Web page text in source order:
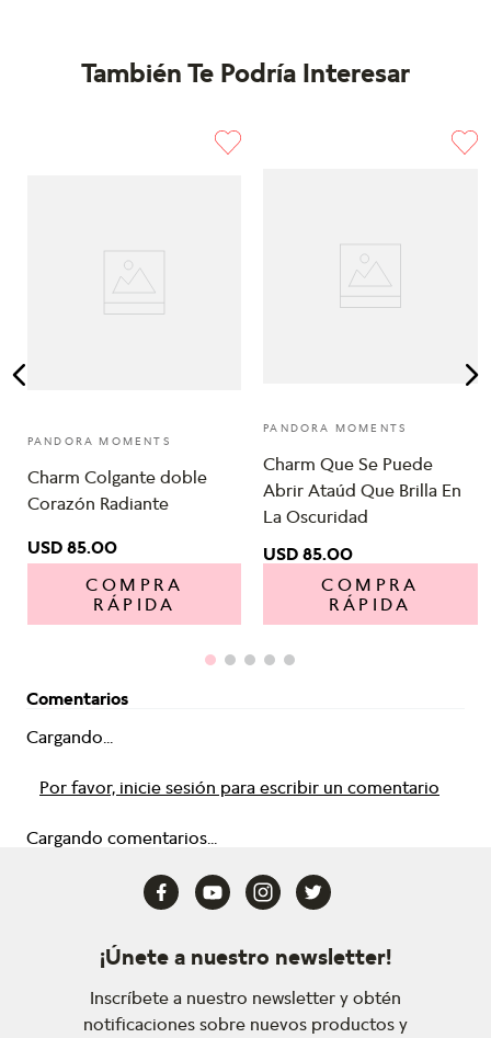
También Te Podría Interesar
PANDORA MOMENTS
Charm Colgante doble
Corazón Radiante
USD 85.00
COMPRA
RÁPIDA
PANDORA MOMENTS
Charm Que Se Puede
Abrir Ataúd Que Brilla En
La Oscuridad
USD 85.00
COMPRA
RÁPIDA
Comentarios
Cargando...
Por favor, inicie sesión para escribir un comentario
Cargando comentarios...
¡Únete a nuestro newsletter!
Inscríbete a nuestro newsletter y obtén
notificaciones sobre nuevos productos y